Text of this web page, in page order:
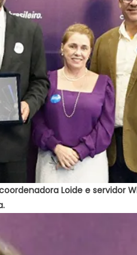
Loide e servidor